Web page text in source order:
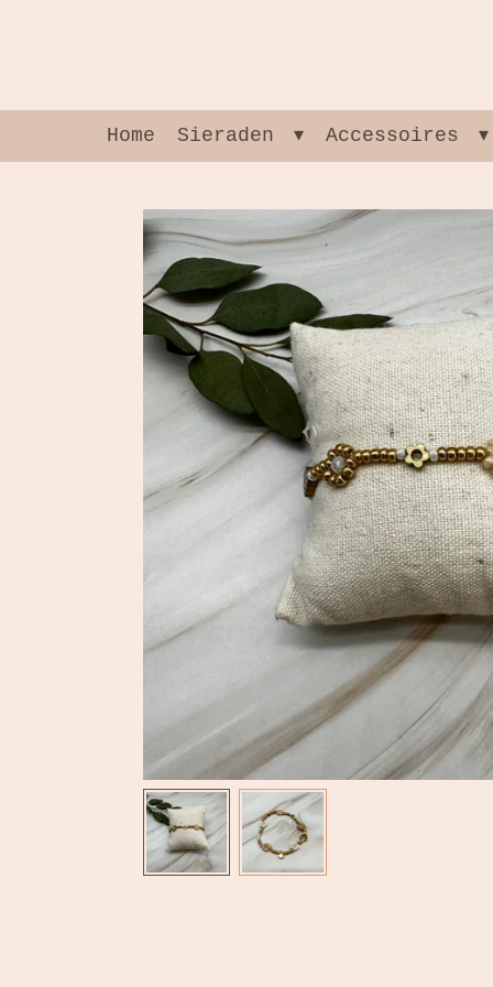
hoofdinhoudHome Sieraden Accessoires